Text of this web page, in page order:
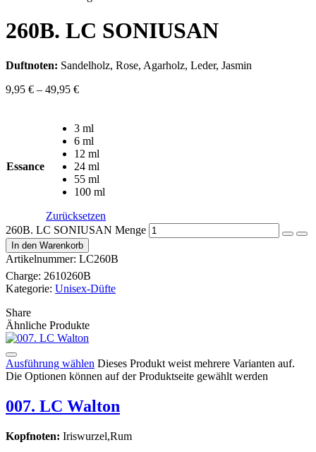
260B. LC SONIUSAN
Duftnoten: Sandelholz, Rose, Agarholz, Leder, Jasmin
9,95 € – 49,95 €
Essance
3 ml
6 ml
12 ml
24 ml
55 ml
100 ml
Zurücksetzen
260B. LC SONIUSAN Menge
In den Warenkorb
Artikelnummer: LC260B
Charge: 2610260B
Kategorie: Unisex-Düfte
Share
Ähnliche Produkte
Ausführung wählen Dieses Produkt weist mehrere Varianten auf.
Die Optionen können auf der Produktseite gewählt werden
007. LC Walton
Kopfnoten: Iriswurzel,Rum